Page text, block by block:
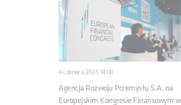
4 czerwca 2025 14:00
Agencja Rozwoju Przemysłu S.A. na
Europejskim Kongresie Finansowym w